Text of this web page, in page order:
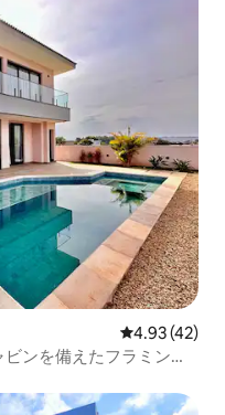
レビュー42
4.93 (42)
ンを備えたフラミンゴ